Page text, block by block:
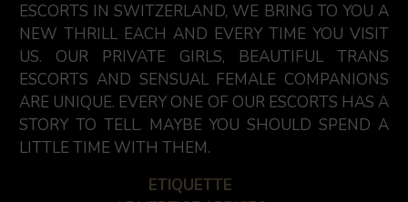
ESCORTS IN SWITZERLAND, WE BRING TO YOU A
NEW THRILL EACH AND EVERY TIME YOU VISIT
US. OUR PRIVATE GIRLS, BEAUTIFUL TRANS
ESCORTS AND SENSUAL FEMALE COMPANIONS
ARE UNIQUE. EVERY ONE OF OUR ESCORTS HAS A
STORY TO TELL. MAYBE YOU SHOULD SPEND A
LITTLE TIME WITH THEM.
ETIQUETTE